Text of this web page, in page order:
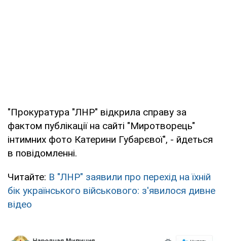
"Прокуратура "ЛНР" відкрила справу за
фактом публікації на сайті "Миротворець"
інтимних фото Катерини Губарєвої", - йдеться
в повідомленні.
Читайте: В "ЛНР" заявили про перехід на їхній
бік українського військового: з'явилося дивне
відео